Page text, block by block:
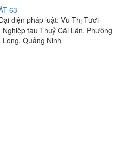
63
diện pháp luật: Vũ Thị Tươi
tàu Thuỷ Cái Lân, Phường
Quảng Ninh